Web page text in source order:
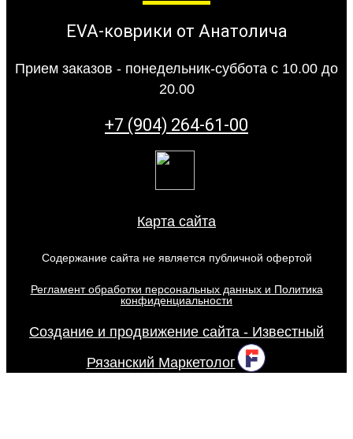
EVA-коврики от Анатолича
Прием заказов - понедельник-суббота с 10.00 до
20.00
+7 (904) 264-61-00
Карта сайта
Содержание сайта не является публичной офертой
Регламент обработки персональных данных и Политика
конфиденциальности
Создание и продвижение сайта - Известный
Рязанский Маркетолог